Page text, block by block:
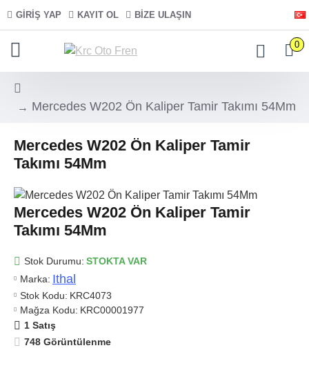
GIRIŞ YAP KAYIT OL BIZE ULAŞIN
0
Mercedes W202 Ön Kaliper Tamir Takımı 54Mm
Mercedes W202 Ön Kaliper Tamir
Takımı 54Mm
Mercedes W202 Ön Kaliper Tamir
Takımı 54Mm
Stok Durumu: STOKTA VAR
Marka: Ithal
Stok Kodu: KRC4073
Mağza Kodu: KRC00001977
1 Satış
748 Görüntülenme